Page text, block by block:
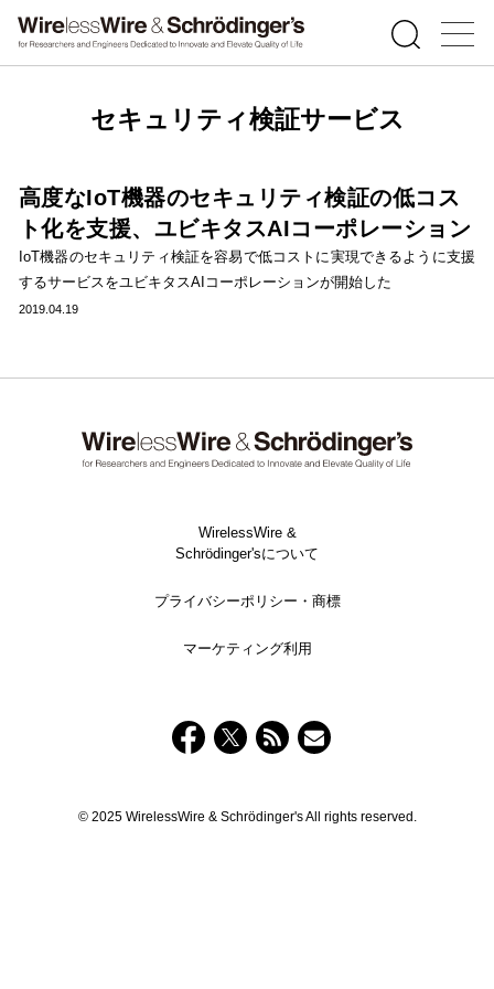
セキュリティ検証サービス
高度なIoT機器のセキュリティ検証の低コス
ト化を支援、ユビキタスAIコーポレーション
IoT機器のセキュリティ検証を容易で低コストに実現できるように支援
するサービスをユビキタスAIコーポレーションが開始した
2019.04.19
WirelessWire &
Schrödinger'sについて
プライバシーポリシー・商標
マーケティング利用
© 2025 WirelessWire & Schrödinger's All rights reserved.